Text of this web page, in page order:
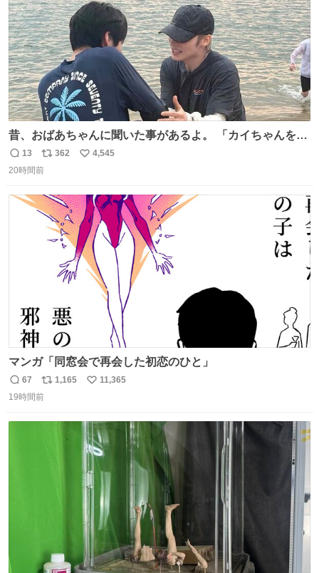
昔、おばあちゃんに聞いた事があるよ。 「カイちゃんをい
じめると、アイツが海から上がって来るぞ。」って。
返
信
13
リ
ポ
ト
数
362
い
数
4,545
20時間前
マンガ「同窓会で再会した初恋のひと」
返
信
67
リ
ポ
1,165
い
数
11,365
19時間前